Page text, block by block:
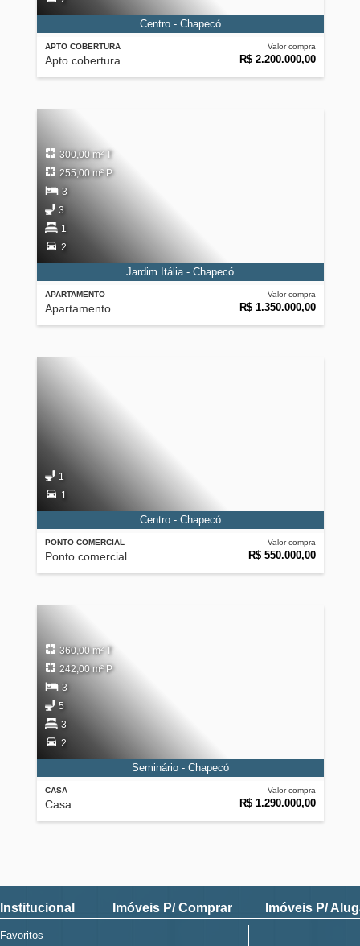
APTO COBERTURA
Apto cobertura
Valor compra
R$ 2.200.000,00
Centro - Chapecó
APARTAMENTO
Apartamento
Valor compra
R$ 1.350.000,00
300,00 m² T
255,00 m² P
3
3
1
2
Jardim Itália - Chapecó
PONTO COMERCIAL
Ponto comercial
Valor compra
R$ 550.000,00
1
1
Centro - Chapecó
CASA
Casa
Valor compra
R$ 1.290.000,00
360,00 m² T
242,00 m² P
3
5
3
2
Seminário - Chapecó
Institucional
Favoritos
Imóveis P/ Comprar Imóveis P/